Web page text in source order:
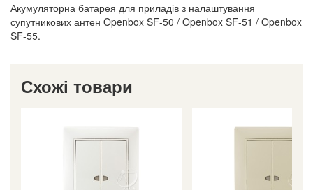
Акумуляторна батарея для приладів з налаштування
супутникових антен Openbox SF-50 / Openbox SF-51 / Openbox
SF-55.
Схожі товари